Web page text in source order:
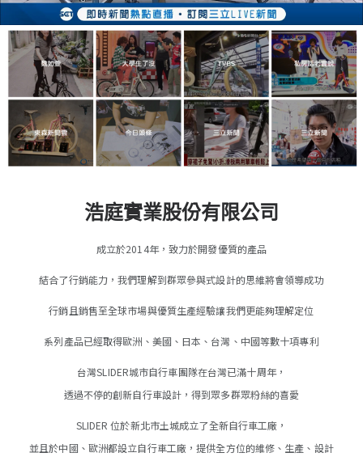
浩庭實業股份有限公司
成立於2014年，致力於開發優質的產品
結合了行銷能力，我們理解到群眾參與式設計的思維將會領導成功
行銷且銷售至全球市場與優質生產經驗讓我們更能夠理解定位
系列產品已經取得歐洲、美國、日本、台灣、中國等數十項專利
台灣SLIDER城市自行車團隊在台灣已滿十周年，
透過不停的創新自行車設計，得到眾多群眾粉絲的喜愛
SLIDER 位於新北市土城成立了全新自行車工廠，
並且於中國、歐洲都設立自行車工廠，提供全方位的維修、生產、設計